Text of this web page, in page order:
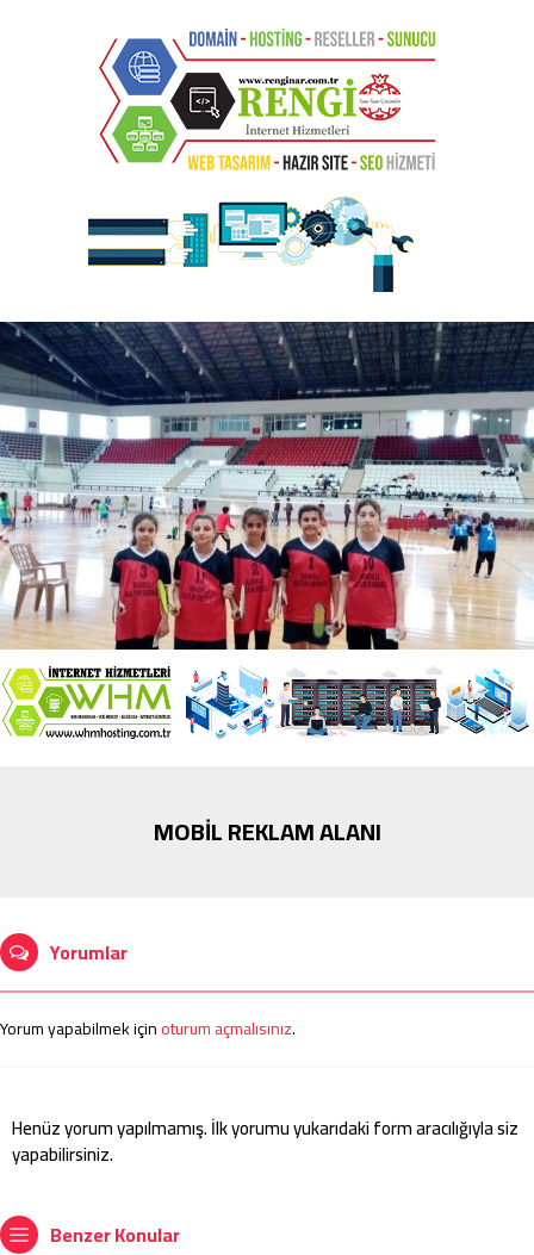
MOBİL REKLAM ALANI
Yorumlar
Yorum yapabilmek içinoturum açmalısınız.
Henüz yorum yapılmamış. İlk yorumu yukarıdaki form aracılığıyla siz
yapabilirsiniz.
Benzer Konular